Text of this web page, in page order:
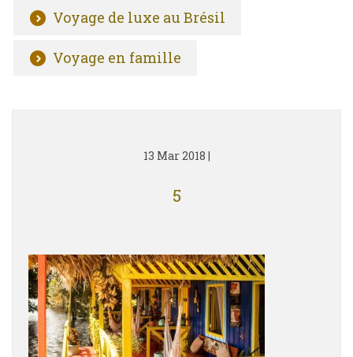
Voyage de luxe au Brésil
Voyage en famille
13 Mar 2018 |
5